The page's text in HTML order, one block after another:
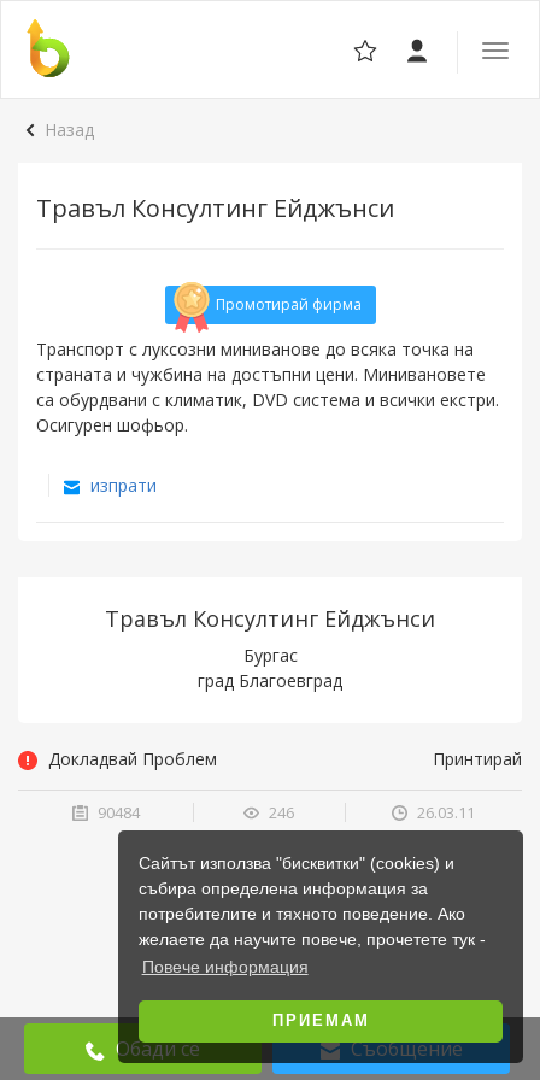
Сайтът използва "бисквитки" (cookies) и
събира определена информация за
потребителите и тяхното поведение. Ако
желаете да научите повече, прочетете тук -
Повече информация
ПРИЕМАМ
Назад
Травъл Консултинг Ейджънси
Промотирай фирма
Tранспорт с луксозни миниванове до всяка точка на
страната и чужбина на достъпни цени. Минивановете
са обурдвани с климатик, DVD система и всички екстри.
Осигурен шофьор.
изпрати
Травъл Консултинг Ейджънси
Бургас
град Благоевград
Обади се Съобщение
Докладвай Проблем Принтирай
90484 246 26.03.11